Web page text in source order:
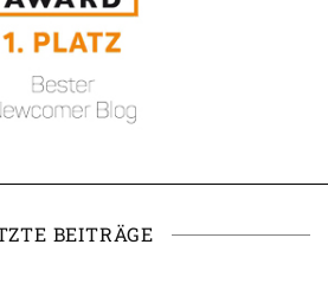
BEITRÄGE